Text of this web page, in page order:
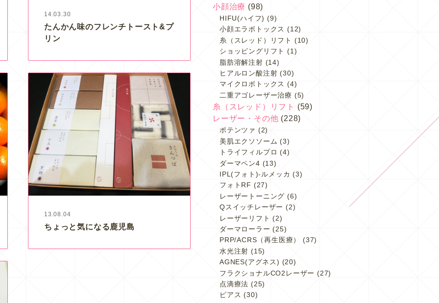
14.03.30
たんかん味のフレンチトースト&プ
リン
13.08.04
ちょっと気になる鹿児島
小顔治療 (98)
HIFU(ハイフ) (9)
小顔エラボトックス (12)
糸（スレッド）リフト
(10)
ショッピングリフト
(1)
脂肪溶解注射 (14)
ヒアルロン酸注射 (30)
マイクロボトックス (4)
二重アゴレーザー治療 (5)
糸（スレッド）リフト
(59)
レーザー・その他 (228)
ポテンツァ (2)
美肌エクソソーム (3)
トライフィルプロ (4)
ダーマペン4 (13)
IPL(フォト)-ルメッカ (3)
フォトRF (27)
レーザートーニング (6)
Qスイッチレーザー (2)
レーザーリフト (2)
ダーマローラー (25)
PRP/ACRS（再生医療）
(37)
水光注射 (15)
AGNES(アグネス) (20)
フラクショナルCO2レーザー (27)
点滴療法 (25)
ピアス (30)